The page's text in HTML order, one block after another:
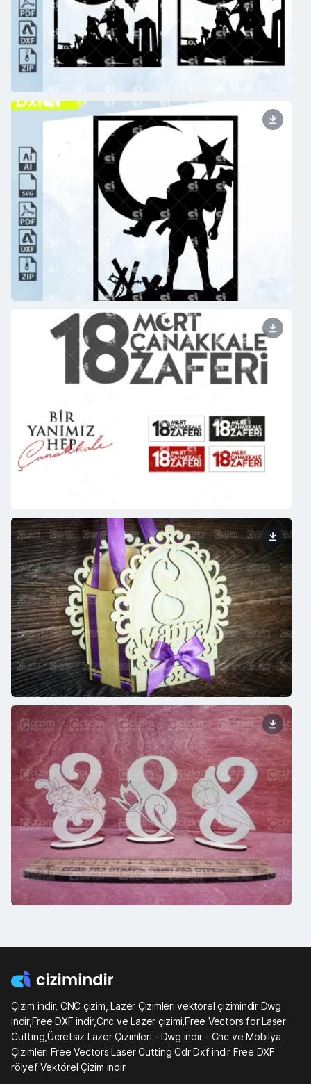
Çizim indir, CNC çizim, Lazer Çizimleri vektörel çizimindir Dwg
indir,Free DXF indir,Cnc ve Lazer çizimi,Free Vectors for Laser
Cutting,Ücretsiz Lazer Çizimleri - Dwg indir - Cnc ve Mobilya
Çizimleri Free Vectors Laser Cutting Cdr Dxf indir Free DXF
rölyef Vektörel Çizim indir